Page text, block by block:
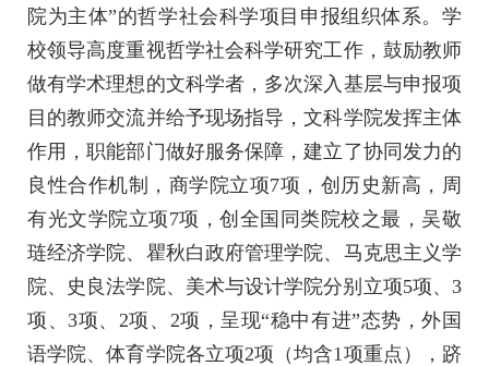
院为主体”的哲学社会科学项目申报组织体系。学
校领导高度重视哲学社会科学研究工作，鼓励教师
做有学术理想的文科学者，多次深入基层与申报项
目的教师交流并给予现场指导，文科学院发挥主体
作用，职能部门做好服务保障，建立了协同发力的
良性合作机制，商学院立项7项，创历史新高，周
有光文学院立项7项，创全国同类院校之最，吴敬
琏经济学院、瞿秋白政府管理学院、马克思主义学
院、史良法学院、美术与设计学院分别立项5项、3
项、3项、2项、2项，呈现“稳中有进”态势，外国
语学院、体育学院各立项2项（均含1项重点），跻